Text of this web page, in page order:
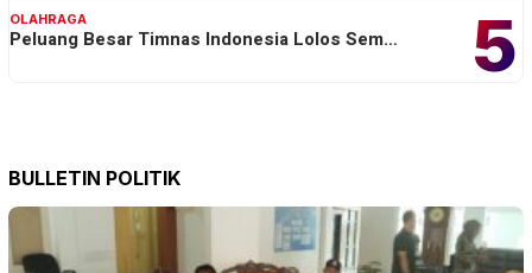
5
OLAHRAGA
Peluang Besar Timnas Indonesia Lolos Sem…
BULLETIN POLITIK